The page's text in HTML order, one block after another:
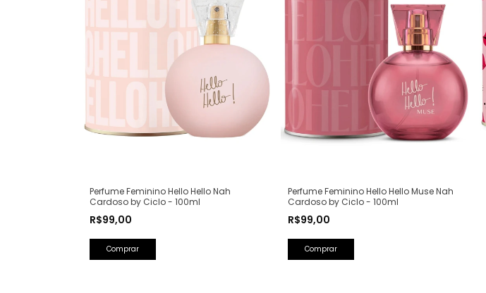
Perfume Feminino Hello Hello Nah
Cardoso by Ciclo - 100ml
R$99,00
Perfume Feminino Hello Hello Muse Nah
Cardoso by Ciclo - 100ml
R$99,00